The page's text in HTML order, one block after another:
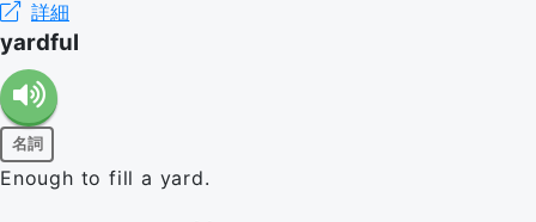
詳細
yardful
名詞
Enough to fill a yard.